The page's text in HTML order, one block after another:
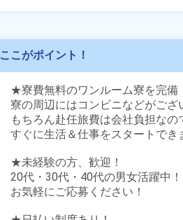
ここがポイント！
★寮費無料のワンルーム寮を完備
寮の周辺にはコンビニなどがござ
もちろん赴任旅費は会社負担なの
すぐに生活＆仕事をスタートでき
★未経験の方、歓迎！
20代・30代・40代の男女活躍中！
お気軽にご応募ください！